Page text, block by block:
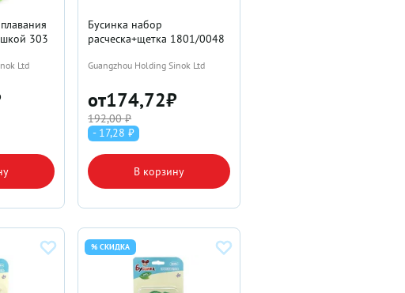
303
Ltd
Бусинка набор
расческа+щетка 1801/0048
Guangzhou Holding Sinok Ltd
от174,72₽
192,00 ₽
- 17,28 ₽
В корзину
% СКИДКА